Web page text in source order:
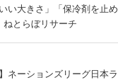
大きさ」「保冷剤を止め
ねとらぼリサーチ
ネーションズリーグ日本